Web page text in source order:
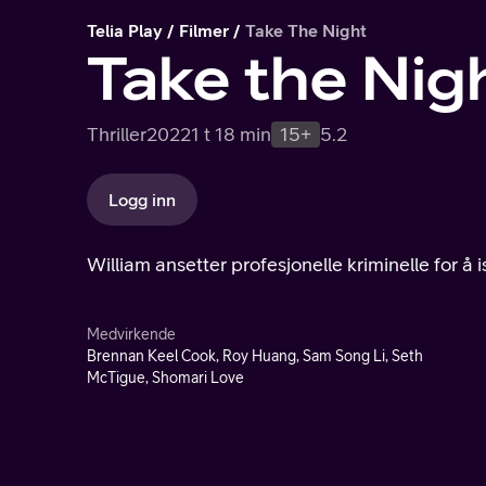
Telia Play Filmer Take The Night
Take the
Thriller20221 t 18 min 15+ 5.2
Logg inn
William ansetter profesjonelle kriminelle for å
Medvirkende
Brennan Keel Cook, Roy Huang, Sam Song Li, Seth
McTigue, Shomari Love